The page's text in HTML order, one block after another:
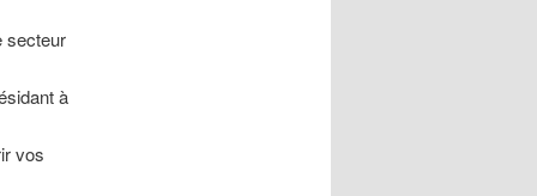
secteur
à
vos